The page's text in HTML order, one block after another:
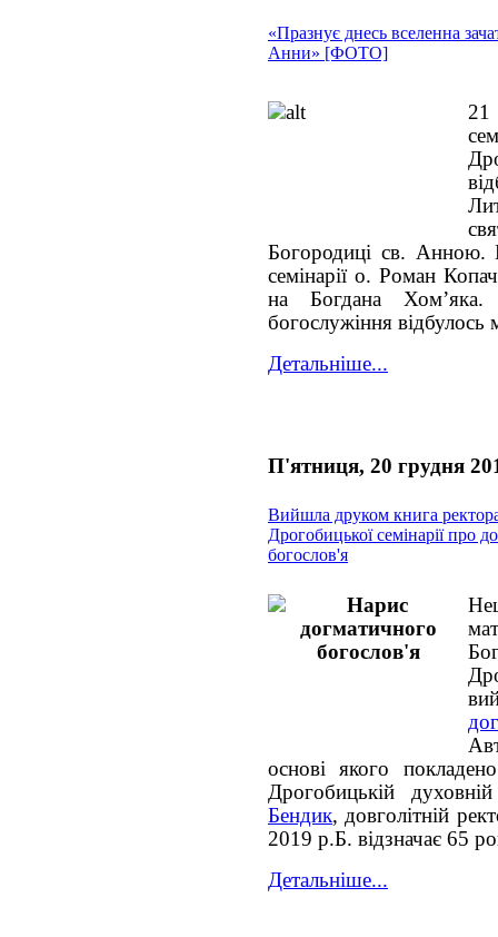
«Празнує днесь вселенна
Анни» [ФОТО]
Богородиці св. Анною.
семінарії о. Роман
на Богдана Хом’яка.
богослужіння відбулось
Детальніше...
П'ятниця, 20 грудня
Вийшла друком книга
Дрогобицької семінарії про
богослов'я
основі якого
Дрогобицькій
Бендик, довголітній
2019 р.Б. відзначає 65
Детальніше...